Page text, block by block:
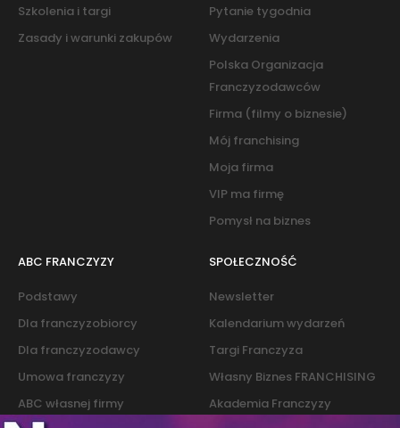
Szkolenia i targi
Zasady i warunki zakupów
Pytanie tygodnia
Wydarzenia
Polska Organizacja
Franczyzodawców
Firma (filmy o biznesie)
Mój franchising
Moja firma
VIP ma firmę
Pomysł na biznes
ABC FRANCZYZY
Podstawy
Dla franczyzobiorcy
Dla franczyzodawcy
Umowa franczyzy
ABC własnej firmy
SPOŁECZNOŚĆ
Newsletter
Kalendarium wydarzeń
Targi Franczyza
Własny Biznes FRANCHISING
Akademia Franczyzy